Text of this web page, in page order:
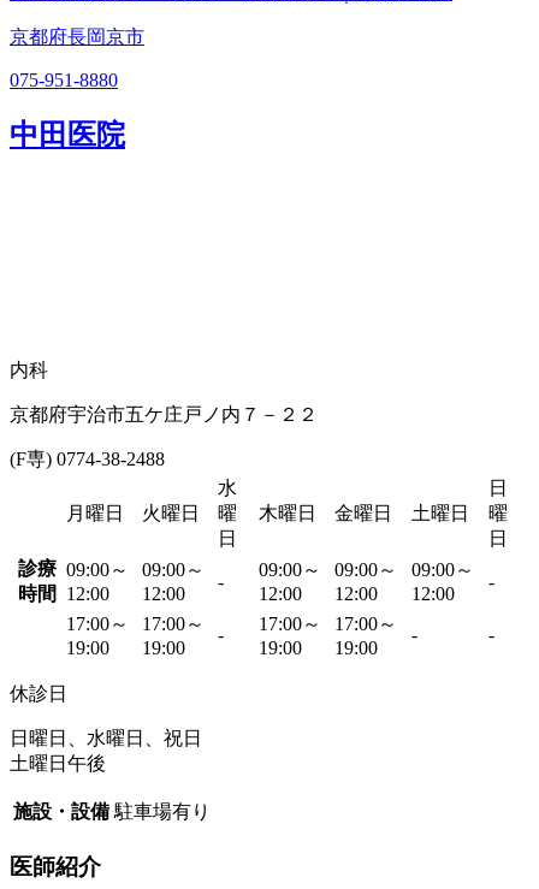
京都府長岡京市
075-951-8880
中田医院
内科
京都府宇治市五ケ庄戸ノ内７－２２
(F専) 0774-38-2488
月曜日 火曜日
水
曜
日
木曜日 金曜日 土曜日
日
曜
日
診療
時間
09:00～
12:00
09:00～
12:00
-
09:00～
12:00
09:00～
12:00
09:00～
12:00
-
17:00～
19:00
17:00～
19:00
-
17:00～
19:00
17:00～
19:00
- -
休診日
日曜日、水曜日、祝日
土曜日午後
施設・設備 駐車場有り
医師紹介